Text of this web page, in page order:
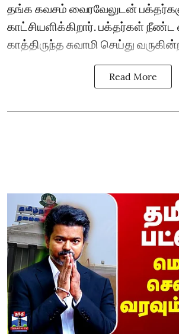
தங்க கவசம் வைரவேலுடன்
காட்சியளிக்கிறார். பக்தர்கள் நீண்ட
காத்திருந்த சுவாமி செய்து
Read More